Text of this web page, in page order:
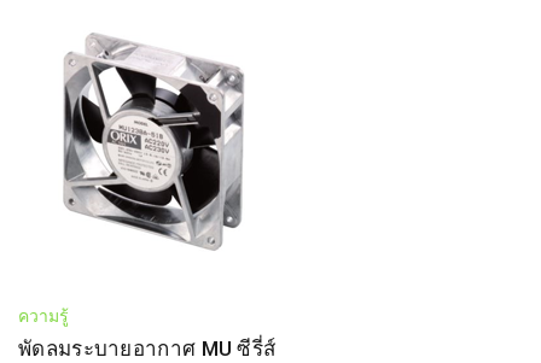
ความรู้
พัดลมระบายอากาศ MU ซีรี่ส์